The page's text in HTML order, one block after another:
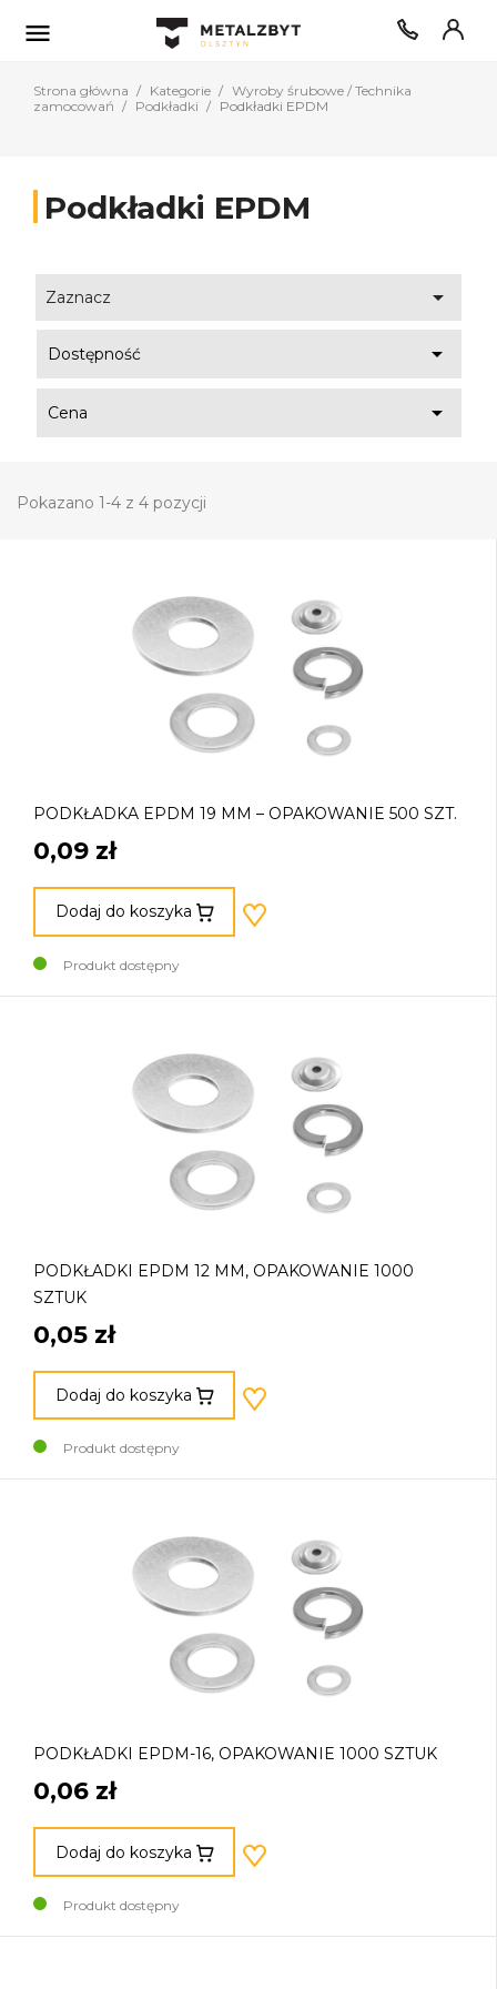

Strona główna Kategorie
Wyroby śrubowe / Technika
zamocowań
Podkładki Podkładki EPDM
Podkładki EPDM
Zaznacz 
Dostępność 
Cena 
Pokazano 1-4 z 4 pozycji
PODKŁADKA EPDM 19 MM – OPAKOWANIE 500 SZT.
0,09 zł
Dodaj do koszyka
Produkt dostępny
PODKŁADKI EPDM 12 MM, OPAKOWANIE 1000
SZTUK
0,05 zł
Dodaj do koszyka
Produkt dostępny
PODKŁADKI EPDM-16, OPAKOWANIE 1000 SZTUK
0,06 zł
Dodaj do koszyka
Produkt dostępny